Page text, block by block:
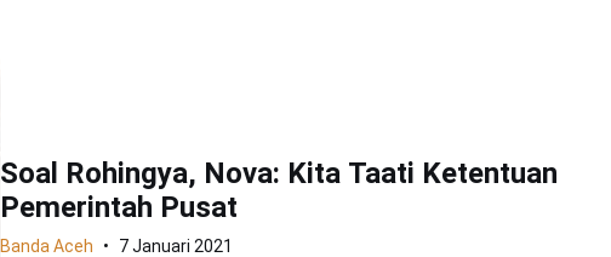
Soal Rohingya, Nova: Kita Taati Ketentuan
Pemerintah Pusat
Banda Aceh
7 Januari 2021